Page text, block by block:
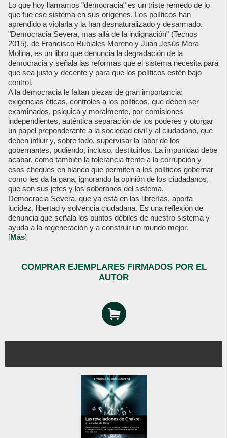
Lo que hoy llamamos "democracia" es un triste remedo de lo
que fue ese sistema en sus orígenes. Los políticos han
aprendido a violarla y la han desnaturalizado y desarmado.
"Democracia Severa, mas allá de la indignación" (Tecnos
2015), de Francisco Rubiales Moreno y Juan Jesús Mora
Molina, es un libro que denuncia la degradación de la
democracia y señala las reformas que el sistema necesita para
que sea justo y decente y para que los políticos estén bajo
control.
A la democracia le faltan piezas de gran importancia:
exigencias éticas, controles a los políticos, que deben ser
examinados, psiquica y moralmente, por comisiones
independientes, auténtica separación de los poderes y otorgar
un papel preponderante a la sociedad civil y al ciudadano, que
deben influir y, sobre todo, supervisar la labor de los
gobernantes, pudiendo, incluso, destituirlos. La impunidad debe
acabar, como también la tolerancia frente a la corrupción y
esos cheques en blanco que permiten a los políticos gobernar
como les da la gana, ignorando la opinión de los ciudadanos,
que son sus jefes y los soberanos del sistema.
Democracia Severa, que ya está en las librerías, aporta
lucidez, libertad y solvencia ciudadana. Es una reflexión de
denuncia que señala los puntos débiles de nuestro sistema y
ayuda a la regeneración y a construir un mundo mejor.
[Más]
COMPRAR EJEMPLARES FIRMADOS POR EL
AUTOR